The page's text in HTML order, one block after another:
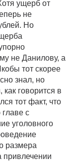
ущерб от
не
Но
не Данилову, а
тот скорее
знал, но
говорится в
тот факт, что
с
уголовного
размера
привлечении